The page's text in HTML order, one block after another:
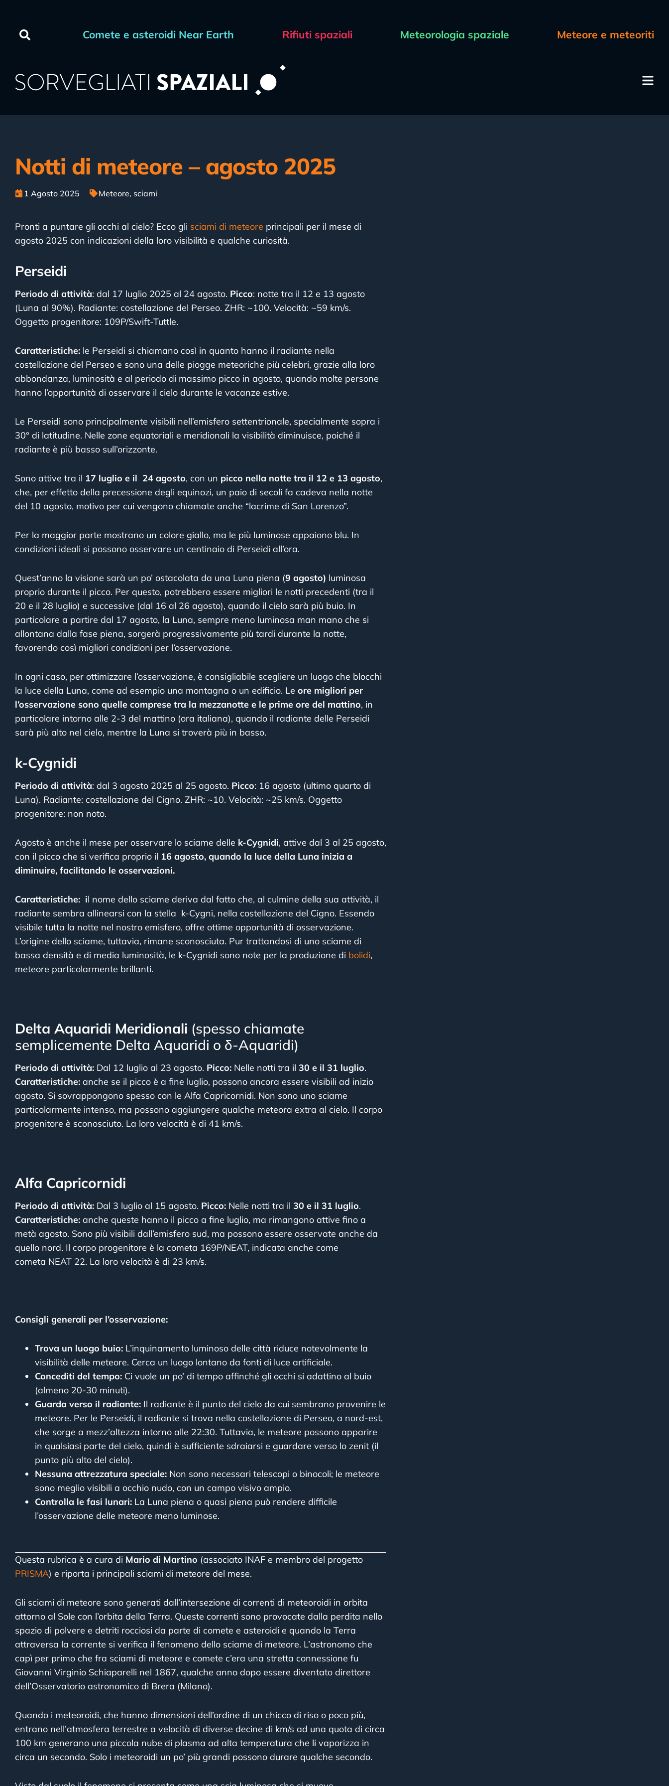
Comete e asteroidi Near Earth Rifiuti spaziali Meteorologia spaziale Meteore e meteoriti
Notti di meteore – agosto 2025
1 Agosto 2025 Meteore, sciami
Pronti a puntare gli occhi al cielo? Ecco gli sciami di meteore principali per il mese di
agosto 2025 con indicazioni della loro visibilità e qualche curiosità.
Perseidi
Periodo di attività: dal 17 luglio 2025 al 24 agosto. Picco: notte tra il 12 e 13 agosto
(Luna al 90%). Radiante: costellazione del Perseo. ZHR: ~100. Velocità: ~59 km/s.
Oggetto progenitore: 109P/Swift-Tuttle.
Caratteristiche: le Perseidi si chiamano così in quanto hanno il radiante nella
costellazione del Perseo e sono una delle piogge meteoriche più celebri, grazie alla loro
abbondanza, luminosità e al periodo di massimo picco in agosto, quando molte persone
hanno l’opportunità di osservare il cielo durante le vacanze estive.
Le Perseidi sono principalmente visibili nell’emisfero settentrionale, specialmente sopra i
30° di latitudine. Nelle zone equatoriali e meridionali la visibilità diminuisce, poiché il
radiante è più basso sull’orizzonte.
Sono attive tra il 17 luglio e il 24 agosto, con un picco nella notte tra il 12 e 13 agosto,
che, per effetto della precessione degli equinozi, un paio di secoli fa cadeva nella notte
del 10 agosto, motivo per cui vengono chiamate anche “lacrime di San Lorenzo”.
Per la maggior parte mostrano un colore giallo, ma le più luminose appaiono blu. In
condizioni ideali si possono osservare un centinaio di Perseidi all’ora.
Quest’anno la visione sarà un po’ ostacolata da una Luna piena (9 agosto) luminosa
proprio durante il picco. Per questo, potrebbero essere migliori le notti precedenti (tra il
20 e il 28 luglio) e successive (dal 16 al 26 agosto), quando il cielo sarà più buio. In
particolare a partire dal 17 agosto, la Luna, sempre meno luminosa man mano che si
allontana dalla fase piena, sorgerà progressivamente più tardi durante la notte,
favorendo così migliori condizioni per l’osservazione.
In ogni caso, per ottimizzare l’osservazione, è consigliabile scegliere un luogo che blocchi
la luce della Luna, come ad esempio una montagna o un edificio. Le ore migliori per
l’osservazione sono quelle comprese tra la mezzanotte e le prime ore del mattino, in
particolare intorno alle 2-3 del mattino (ora italiana), quando il radiante delle Perseidi
sarà più alto nel cielo, mentre la Luna si troverà più in basso.
k-Cygnidi
Periodo di attività: dal 3 agosto 2025 al 25 agosto. Picco: 16 agosto (ultimo quarto di
Luna). Radiante: costellazione del Cigno. ZHR: ~10. Velocità: ~25 km/s. Oggetto
progenitore: non noto.
Agosto è anche il mese per osservare lo sciame delle k-Cygnidi, attive dal 3 al 25 agosto,
con il picco che si verifica proprio il 16 agosto, quando la luce della Luna inizia a
diminuire, facilitando le osservazioni.
Caratteristiche: il nome dello sciame deriva dal fatto che, al culmine della sua attività, il
radiante sembra allinearsi con la stella k-Cygni, nella costellazione del Cigno. Essendo
visibile tutta la notte nel nostro emisfero, offre ottime opportunità di osservazione.
L’origine dello sciame, tuttavia, rimane sconosciuta. Pur trattandosi di uno sciame di
bassa densità e di media luminosità, le k-Cygnidi sono note per la produzione di bolidi,
meteore particolarmente brillanti.
Delta Aquaridi Meridionali (spesso chiamate
semplicemente Delta Aquaridi o δ-Aquaridi)
Periodo di attività: Dal 12 luglio al 23 agosto. Picco: Nelle notti tra il 30 e il 31 luglio.
Caratteristiche: anche se il picco è a fine luglio, possono ancora essere visibili ad inizio
agosto. Si sovrappongono spesso con le Alfa Capricornidi. Non sono uno sciame
particolarmente intenso, ma possono aggiungere qualche meteora extra al cielo. Il corpo
progenitore è sconosciuto. La loro velocità è di 41 km/s.
Alfa Capricornidi
Periodo di attività: Dal 3 luglio al 15 agosto. Picco: Nelle notti tra il 30 e il 31 luglio.
Caratteristiche: anche queste hanno il picco a fine luglio, ma rimangono attive fino a
metà agosto. Sono più visibili dall’emisfero sud, ma possono essere osservate anche da
quello nord. Il corpo progenitore è la cometa 169P/NEAT, indicata anche come
cometa NEAT 22. La loro velocità è di 23 km/s.
Consigli generali per l’osservazione:
Trova un luogo buio: L’inquinamento luminoso delle città riduce notevolmente la
visibilità delle meteore. Cerca un luogo lontano da fonti di luce artificiale.
Concediti del tempo: Ci vuole un po’ di tempo affinché gli occhi si adattino al buio
(almeno 20-30 minuti).
Guarda verso il radiante: Il radiante è il punto del cielo da cui sembrano provenire le
meteore. Per le Perseidi, il radiante si trova nella costellazione di Perseo, a nord-est,
che sorge a mezz’altezza intorno alle 22:30. Tuttavia, le meteore possono apparire
in qualsiasi parte del cielo, quindi è sufficiente sdraiarsi e guardare verso lo zenit (il
punto più alto del cielo).
Nessuna attrezzatura speciale: Non sono necessari telescopi o binocoli; le meteore
sono meglio visibili a occhio nudo, con un campo visivo ampio.
Controlla le fasi lunari: La Luna piena o quasi piena può rendere difficile
l’osservazione delle meteore meno luminose.
Questa rubrica è a cura di Mario di Martino (associato INAF e membro del progetto
PRISMA) e riporta i principali sciami di meteore del mese.
Gli sciami di meteore sono generati dall’intersezione di correnti di meteoroidi in orbita
attorno al Sole con l’orbita della Terra. Queste correnti sono provocate dalla perdita nello
spazio di polvere e detriti rocciosi da parte di comete e asteroidi e quando la Terra
attraversa la corrente si verifica il fenomeno dello sciame di meteore. L’astronomo che
capì per primo che fra sciami di meteore e comete c’era una stretta connessione fu
Giovanni Virginio Schiaparelli nel 1867, qualche anno dopo essere diventato direttore
dell’Osservatorio astronomico di Brera (Milano).
Quando i meteoroidi, che hanno dimensioni dell’ordine di un chicco di riso o poco più,
entrano nell’atmosfera terrestre a velocità di diverse decine di km/s ad una quota di circa
100 km generano una piccola nube di plasma ad alta temperatura che li vaporizza in
circa un secondo. Solo i meteoroidi un po’ più grandi possono durare qualche secondo.